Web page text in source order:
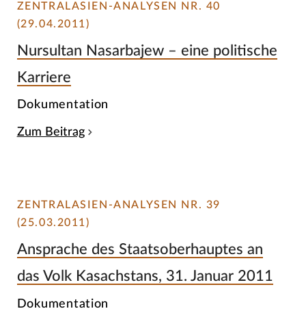
ZENTRALASIEN-ANALYSEN NR. 40
(29.04.2011)
Nursultan Nasarbajew – eine politische
Karriere
Dokumentation
Zum Beitrag
ZENTRALASIEN-ANALYSEN NR. 39
(25.03.2011)
Ansprache des Staatsoberhauptes an
das Volk Kasachstans, 31. Januar 2011
Dokumentation